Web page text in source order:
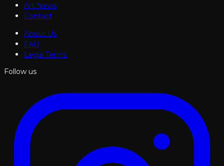
Art News
Contact
About Us
FAQ
Legal Terms
Follow us